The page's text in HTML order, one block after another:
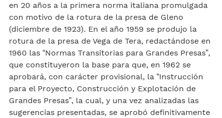
en 20 años a la primera norma italiana promulgada
con motivo de la rotura de la presa de Gleno
(diciembre de 1923). En el año 1959 se produjo la
rotura de la presa de Vega de Tera, redactándose en
1960 las “Normas Transitorias para Grandes Presas”,
que constituyeron la base para que, en 1962 se
aprobará, con carácter provisional, la “Instrucción
para el Proyecto, Construcción y Explotación de
Grandes Presas”, la cual, y una vez analizadas las
sugerencias presentadas, se aprobó definitivamente